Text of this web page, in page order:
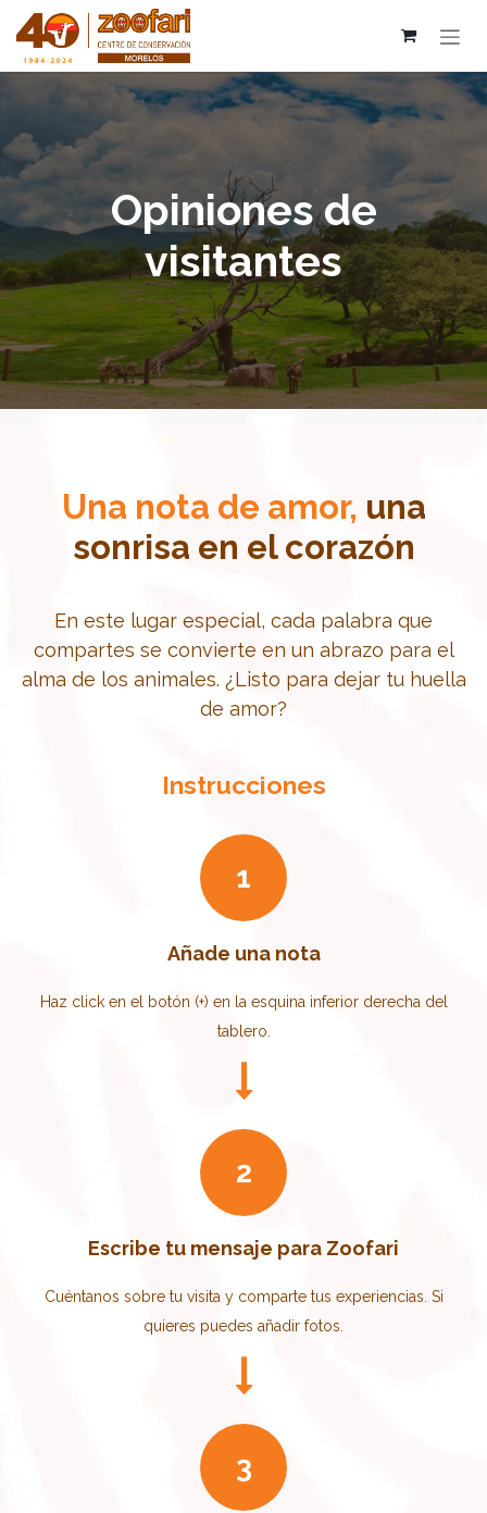
Ir al contenido
Opiniones de
visitantes
Una nota de amor, una
sonrisa en el corazón
En este lugar especial, cada palabra que
compartes se convierte en un abrazo para el
alma de los animales. ¿Listo para dejar tu huella
de amor?
Instrucciones
1
Añade una nota
Haz click en el botón (+) en la esquina inferior derecha del
tablero.
2​
Escribe tu mensaje para Zoofari
Cuéntanos sobre tu visita y comparte tus experiencias. Si
quieres puedes añadir fotos.
3